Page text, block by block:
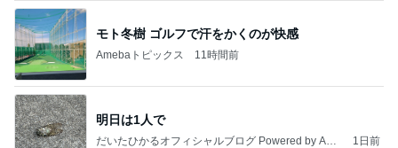
モト冬樹 ゴルフで汗をかくのが快感
Amebaトピックス 11時間前
明日は1人で
だいたひかるオフィシャルブログ Powered by Ame
1日前